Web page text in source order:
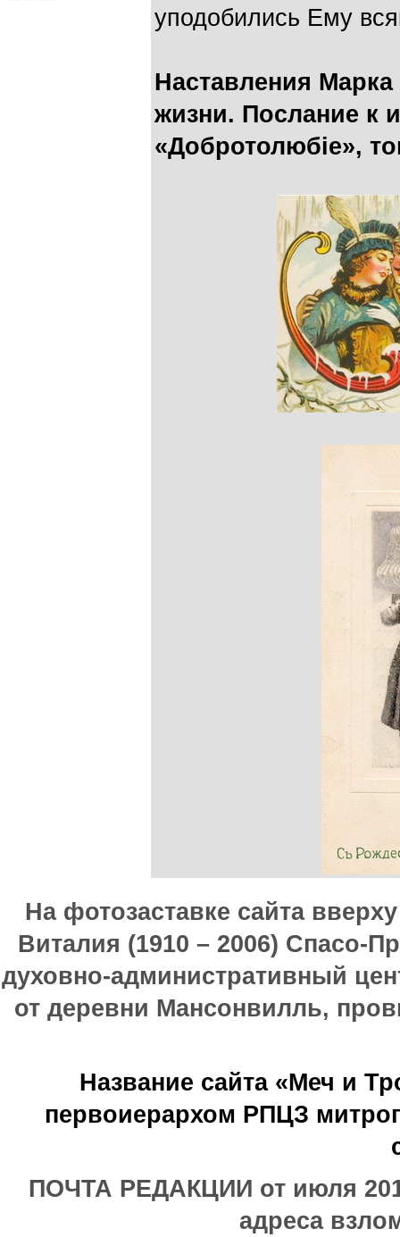
уподобились Ему
Наставления
жизни. Послание к
«Добротолюбiе»,
На фотозаставке сайта
Виталия (1910 – 2006) Спасо-
духовно-административный
от деревни Мансонвилль,
Название сайта «Меч и
первоиерархом РПЦЗ
ПОЧТА РЕДАКЦИИ от июля
адреса